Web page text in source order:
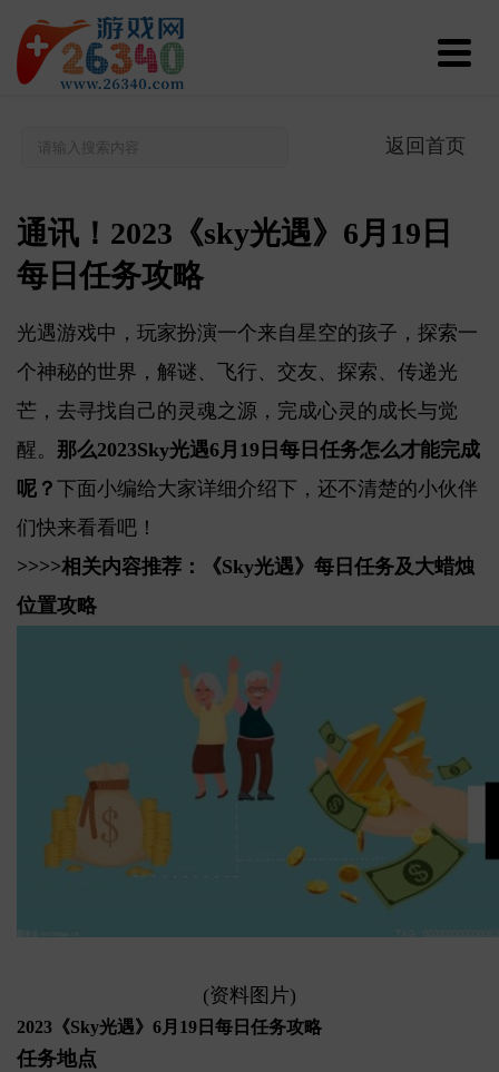
返回首页
通讯！2023《sky光遇》6月19日
每日任务攻略
光遇游戏中，玩家扮演一个来自星空的孩子，探索一
个神秘的世界，解谜、飞行、交友、探索、传递光
芒，去寻找自己的灵魂之源，完成心灵的成长与觉
醒。 那么2023Sky光遇6月19日每日任务怎么才能完成
呢？ 下面小编给大家详细介绍下，还不清楚的小伙伴
们快来看看吧！
>>>>相关内容推荐：
《Sky光遇》每日任务及大蜡烛
位置攻略
(资料图片)
2023《Sky光遇》6月19日每日任务攻略
任务地点